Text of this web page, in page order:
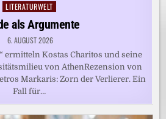
Posted
in
LITERATURWELT
als Argumente
6. AUGUST 2026
ermitteln Kostas Charitos und seine
von AthenRezension von
Markaris: Zorn der Verlierer. Ein
Fall für…